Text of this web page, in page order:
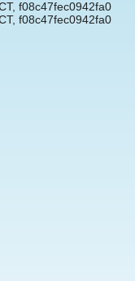
f08c47fec0942fa0
f08c47fec0942fa0